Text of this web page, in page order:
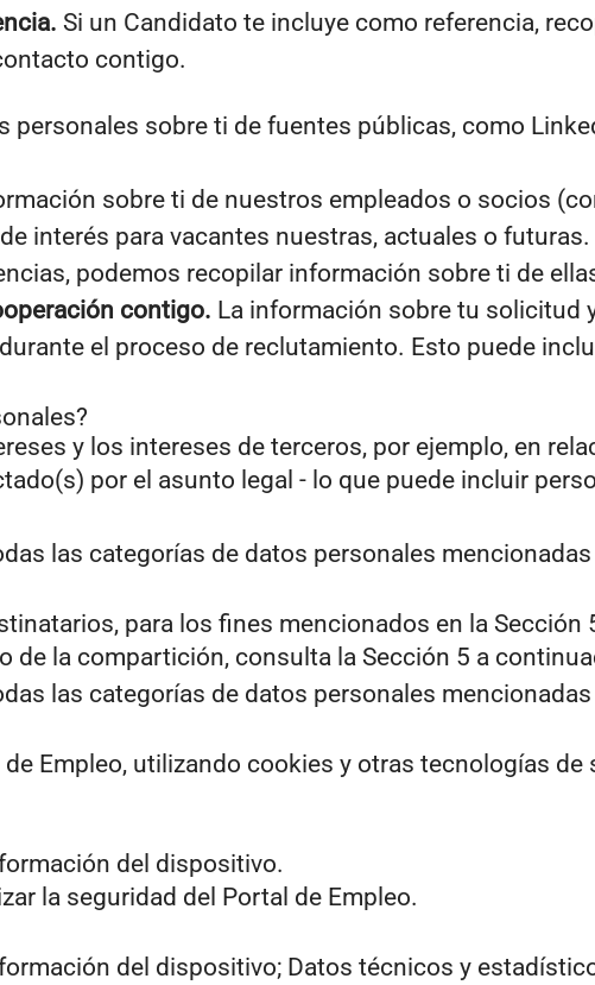
Si un Candidato te incluye como referencia,
contigo.
personales sobre ti de fuentes públicas, como
sobre ti de nuestros empleados o socios
interés para vacantes nuestras, actuales o futuras.
podemos recopilar información sobre ti de
contigo. La información sobre tu solicitud
el proceso de reclutamiento. Esto puede
y los intereses de terceros, por ejemplo, en
por el asunto legal - lo que puede incluir
las categorías de datos personales
para los fines mencionados en la Sección
de la compartición, consulta la Sección 5 a
las categorías de datos personales
Empleo, utilizando cookies y otras tecnologías
del dispositivo.
la seguridad del Portal de Empleo.
del dispositivo; Datos técnicos y